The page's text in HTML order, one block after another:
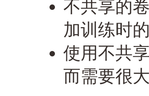
不共享的
加训练时
使用不共
而需要很